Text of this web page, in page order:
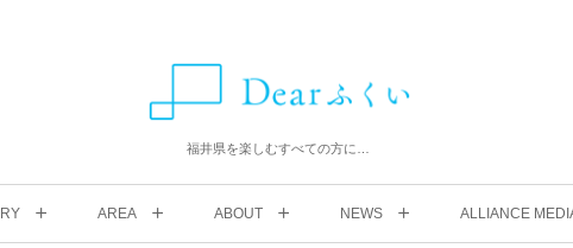
福井県を楽しむすべての方に…
AREA ABOUT NEWS ALLIANCE